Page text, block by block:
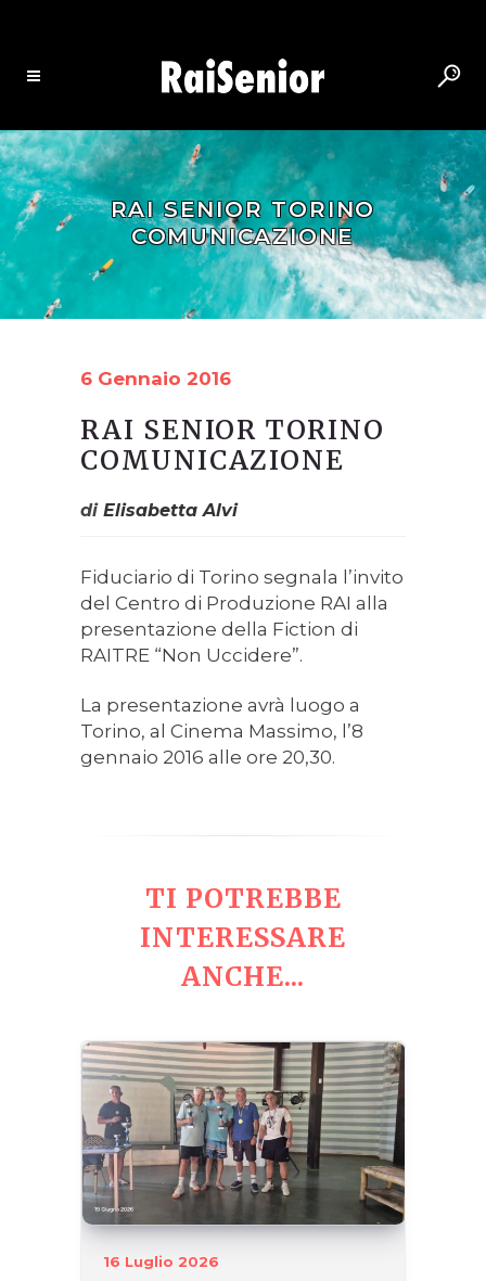
RAI SENIOR TORINO
COMUNICAZIONE
6 Gennaio 2016
RAI SENIOR TORINO
COMUNICAZIONE
diElisabetta Alvi
Fiduciario di Torino segnala l’invito
del Centro di Produzione RAI alla
presentazione della Fiction di
RAITRE “Non Uccidere”.
La presentazione avrà luogo a
Torino, al Cinema Massimo, l’8
gennaio 2016 alle ore 20,30.
TI POTREBBE
INTERESSARE
ANCHE...
16 Luglio 2026